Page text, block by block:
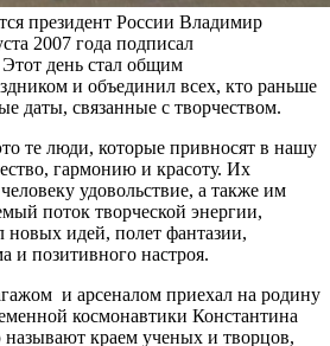
президент России Владимир
2007 года подписал
день стал общим
и объединил всех, кто раньше
даты, связанные с творчеством.
те люди, которые привносят в нашу
гармонию и красоту. Их
удовольствие, а также им
поток творческой энергии,
новых идей, полет фантазии,
и позитивного настроя.
и арсеналом приехал на родину
космонавтики Константина
краем ученых и творцов,